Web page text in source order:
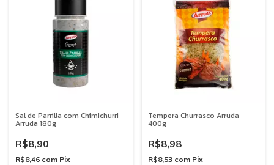
Sal de Parrilla com Chimichurri
Arruda 180g
R$8,90
R$8,46 com Pix
Tempera Churrasco Arruda
400g
R$8,98
R$8,53 com Pix